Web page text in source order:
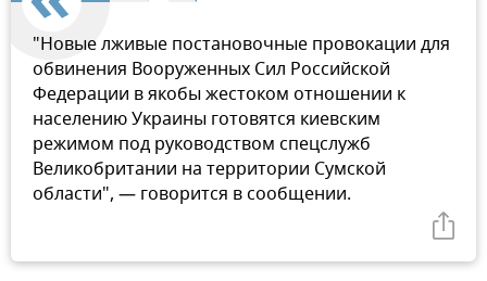
"Новые лживые постановочные провокации для
обвинения Вооруженных Сил Российской
Федерации в якобы жестоком отношении к
населению Украины готовятся киевским
режимом под руководством спецслужб
Великобритании на территории Сумской
области", — говорится в сообщении.